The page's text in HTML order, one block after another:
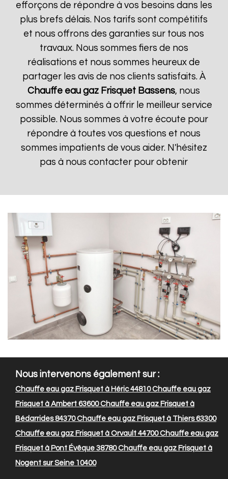
efforçons de répondre à vos besoins dans les
plus brefs délais. Nos tarifs sont compétitifs
et nous offrons des garanties sur tous nos
travaux. Nous sommes fiers de nos
réalisations et nous sommes heureux de
partager les avis de nos clients satisfaits. À
Chauffe eau gaz Frisquet Bassens, nous
sommes déterminés à offrir le meilleur service
possible. Nous sommes à votre écoute pour
répondre à toutes vos questions et nous
sommes impatients de vous aider. N'hésitez
pas à nous contacter pour obtenir
Nous intervenons également sur :
Chauffe eau gaz Frisquet à Héric 44810Chauffe eau gaz
Frisquet à Ambert 63600Chauffe eau gaz Frisquet à
Bédarrides 84370Chauffe eau gaz Frisquet à Thiers 63300
Chauffe eau gaz Frisquet à Orvault 44700Chauffe eau gaz
Frisquet à Pont Évêque 38780Chauffe eau gaz Frisquet à
Nogent sur Seine 10400